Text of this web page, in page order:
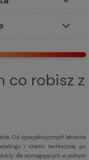
co robisz z
Od specjalistycznych lakierów
i chemii technicznej po
dla wymagających w jednym